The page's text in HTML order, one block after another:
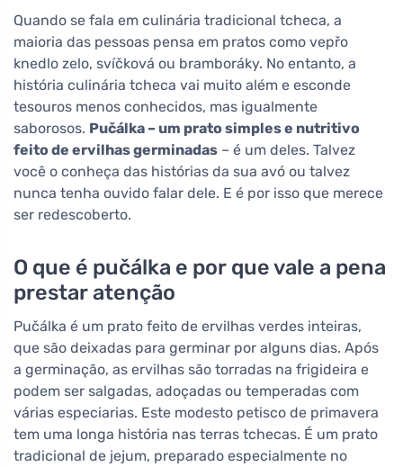
Quando se fala em culinária tradicional tcheca, a
maioria das pessoas pensa em pratos como vepřo
knedlo zelo, svíčková ou bramboráky. No entanto, a
história culinária tcheca vai muito além e esconde
tesouros menos conhecidos, mas igualmente
saborosos. Pučálka – um prato simples e nutritivo
feito de ervilhas germinadas – é um deles. Talvez
você o conheça das histórias da sua avó ou talvez
nunca tenha ouvido falar dele. E é por isso que merece
ser redescoberto.
O que é pučálka e por que vale a pena
prestar atenção
Pučálka é um prato feito de ervilhas verdes inteiras,
que são deixadas para germinar por alguns dias. Após
a germinação, as ervilhas são torradas na frigideira e
podem ser salgadas, adoçadas ou temperadas com
várias especiarias. Este modesto petisco de primavera
tem uma longa história nas terras tchecas. É um prato
tradicional de jejum, preparado especialmente no